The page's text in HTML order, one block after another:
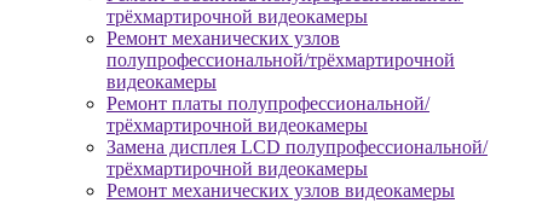
трёхмартирочной видеокамеры
Ремонт механических узлов
полупрофессиональной/трёхмартирочной
видеокамеры
Ремонт платы полупрофессиональной/
трёхмартирочной видеокамеры
Замена дисплея LCD полупрофессиональной/
трёхмартирочной видеокамеры
Ремонт механических узлов видеокамеры